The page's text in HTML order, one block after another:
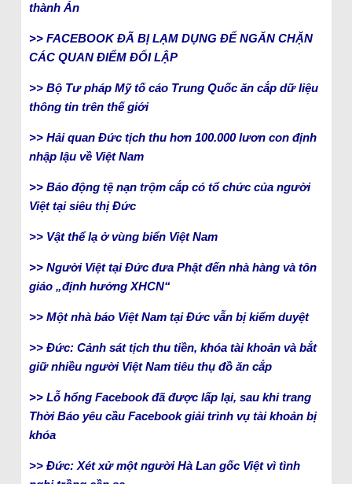
thành Án
>> FACEBOOK ĐÃ BỊ LẠM DỤNG ĐỂ NGĂN CHẶN
CÁC QUAN ĐIỂM ĐỐI LẬP
>> Bộ Tư pháp Mỹ tố cáo Trung Quốc ăn cắp dữ liệu
thông tin trên thế giới
>> Hải quan Đức tịch thu hơn 100.000 lươn con định
nhập lậu về Việt Nam
>> Báo động tệ nạn trộm cắp có tổ chức của người
Việt tại siêu thị Đức
>> Vật thể lạ ở vùng biển Việt Nam
>> Người Việt tại Đức đưa Phật đến nhà hàng và tôn
giáo „định hướng XHCN“
>> Một nhà báo Việt Nam tại Đức vẫn bị kiểm duyệt
>> Đức: Cảnh sát tịch thu tiền, khóa tài khoản và bắt
giữ nhiều người Việt Nam tiêu thụ đồ ăn cắp
>> Lỗ hổng Facebook đã được lấp lại, sau khi trang
Thời Báo yêu cầu Facebook giải trình vụ tài khoản bị
khóa
>> Đức: Xét xử một người Hà Lan gốc Việt vì tình